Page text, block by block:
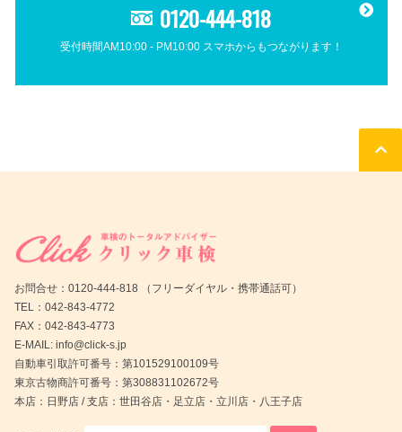
0120-444-818
受付時間AM10:00 - PM10:00 スマホからもつながります！
お問合せ：0120-444-818 （フリーダイヤル・携帯通話可）
TEL：042-843-4772
FAX：042-843-4773
E-MAIL: info@click-s.jp
自動車引取許可番号：第101529100109号
東京古物商許可番号：第308831102672号
本店：日野店 / 支店：世田谷店・足立店・立川店・八王子店